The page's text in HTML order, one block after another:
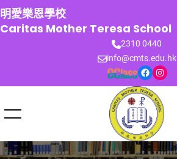
跳
至
主
明愛樂恩學校
Caritas Mother Teresa School
2310 0440
info@cmts.edu.hk
Facebook Instagram